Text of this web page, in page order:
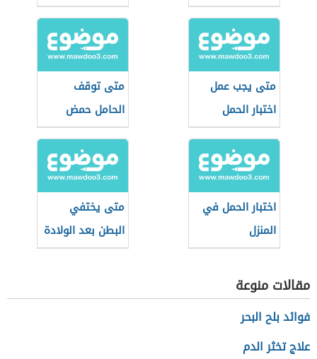
متى يجب عمل
اختبار الحمل
متى توقف
الحامل حمض
الفوليك
اختبار الحمل في
المنزل
متى يختفي
البطن بعد الولادة
مقالات منوعة
فوائد بلح البحر
علاج تخثر الدم